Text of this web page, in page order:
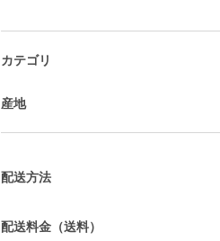
カテゴリ
産地
配送方法
配送料金（送料）